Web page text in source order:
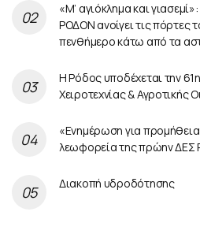
«Μ’ αγιόκλημα και
ΡΟΔΟΝ ανοίγει τις πόρτες
πενθήμερο κάτω από τα
Η Ρόδος υποδέχεται την
Χειροτεχνίας & Αγροτικής
«Ενημέρωση για προμήθεια
λεωφορεία της πρώην ΔΕΣ
Διακοπή υδροδότησης